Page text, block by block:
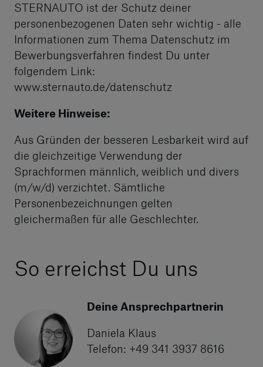
STERNAUTO ist der Schutz deiner
personenbezogenen Daten sehr wichtig - alle
Informationen zum Thema Datenschutz im
Bewerbungsverfahren findest Du unter
folgendem Link:
www.sternauto.de/datenschutz
Weitere Hinweise:
Aus Gründen der besseren Lesbarkeit wird auf
die gleichzeitige Verwendung der
Sprachformen männlich, weiblich und divers
(m/w/d) verzichtet. Sämtliche
Personenbezeichnungen gelten
gleichermaßen für alle Geschlechter.
So erreichst Du uns
Deine Ansprechpartnerin
Daniela Klaus
Telefon: +49 341 3937 8616